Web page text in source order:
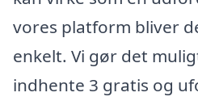
vores platform bliver
enkelt. Vi gør det
indhente 3 gratis og